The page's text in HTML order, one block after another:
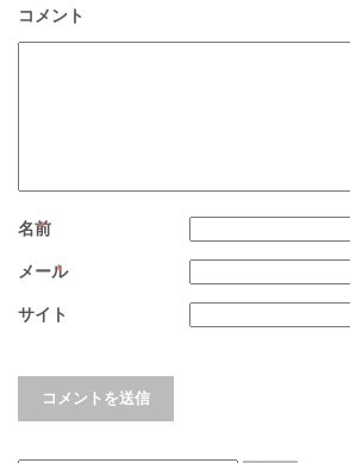
コメント
名前
*
メール
*
サイト